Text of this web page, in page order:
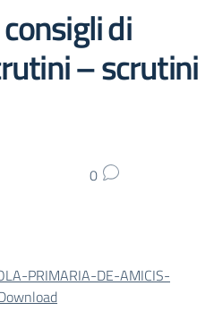
di
– scrutini
0
PRIMARIA-DE-AMICIS-